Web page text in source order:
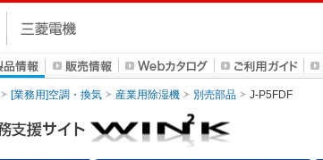
[業務用]空調・換気 産業用除湿機 別売部品 J-P5FDF